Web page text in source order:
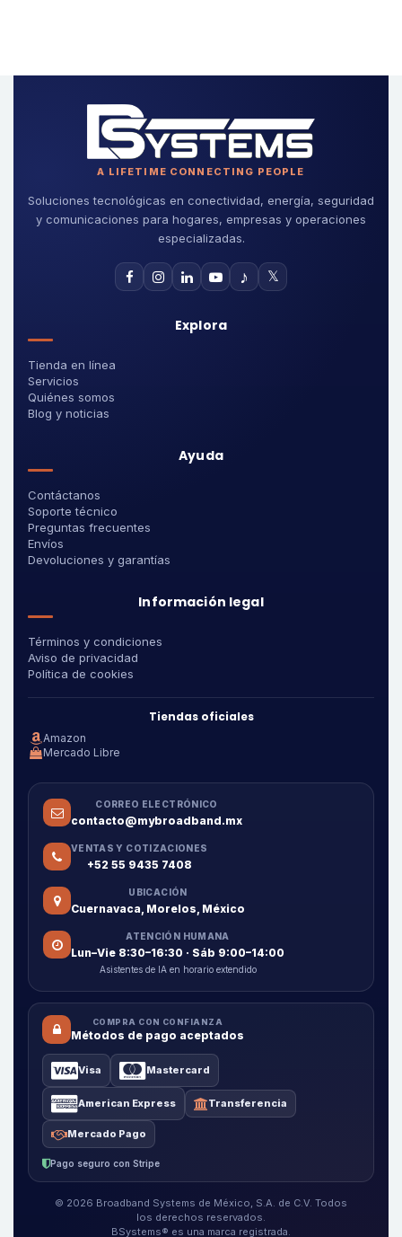
A LIFETIME CONNECTING PEOPLE
Soluciones tecnológicas en conectividad, energía, seguridad
y comunicaciones para hogares, empresas y operaciones
especializadas.
♪ 𝕏
Explora
Tienda en línea
Servicios
Quiénes somos
Blog y noticias
Ayuda
Contáctanos
Soporte técnico
Preguntas frecuentes
Envíos
Devoluciones y garantías
Información legal
Términos y condiciones
Aviso de privacidad
Política de cookies
Tiendas oficiales
Amazon
Mercado Libre
CORREO ELECTRÓNICO
contacto@mybroadband.mx
VENTAS Y COTIZACIONES
+52 55 9435 7408
UBICACIÓN
Cuernavaca, Morelos, México
ATENCIÓN HUMANA
Lun–Vie 8:30–16:30 · Sáb 9:00–14:00
Asistentes de IA en horario extendido
COMPRA CON CONFIANZA
Métodos de pago aceptados
Visa Mastercard
American Express Transferencia
Mercado Pago
Pago seguro con Stripe
© 2026 Broadband Systems de México, S.A. de C.V. Todos
los derechos reservados.
BSystems® es una marca registrada.